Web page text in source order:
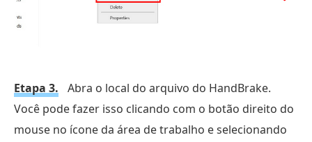
Etapa 3.
Abra o local do arquivo do HandBrake.
Você pode fazer isso clicando com o botão direito do
mouse no ícone da área de trabalho e selecionando